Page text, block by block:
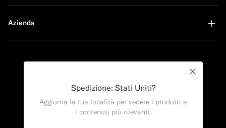
Acquista il look
Azienda
Spedizione: Stati Uniti?
Aggiorna la tua località per vedere i prodotti e
i contenuti più rilevanti.